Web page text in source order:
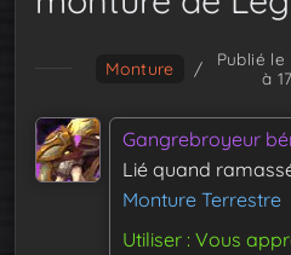
Monture /
Publié le
à
Gangrebroyeur
Lié quand
Monture Terrestre
Utiliser : Vous